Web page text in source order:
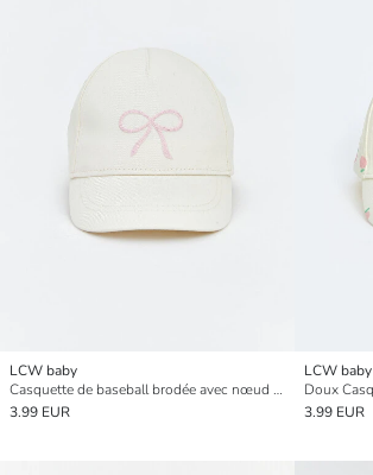
LCW baby
Casquette de baseball brodée avec nœud pour bébés filles
3.99 EUR
LCW baby
3.99 EUR